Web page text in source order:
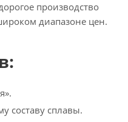
производство
диапазоне цен.
составу сплавы.